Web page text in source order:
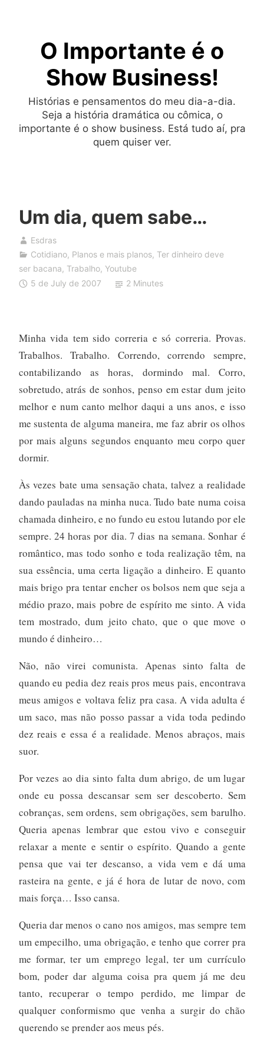
O Importante é o
Show Business!
Histórias e pensamentos do meu dia-a-dia.
Seja a história dramática ou cômica, o
importante é o show business. Está tudo aí, pra
quem quiser ver.
Um dia, quem sabe…
Esdras
Cotidiano, Planos e mais planos, Ter dinheiro deve
ser bacana, Trabalho, Youtube
5 de July de 2007
2 Minutes
Minha vida tem sido correria e só correria. Provas.
Trabalhos. Trabalho. Correndo, correndo sempre,
contabilizando as horas, dormindo mal. Corro,
sobretudo, atrás de sonhos, penso em estar dum jeito
melhor e num canto melhor daqui a uns anos, e isso
me sustenta de alguma maneira, me faz abrir os olhos
por mais alguns segundos enquanto meu corpo quer
dormir.
Às vezes bate uma sensação chata, talvez a realidade
dando pauladas na minha nuca. Tudo bate numa coisa
chamada dinheiro, e no fundo eu estou lutando por ele
sempre. 24 horas por dia. 7 dias na semana. Sonhar é
romântico, mas todo sonho e toda realização têm, na
sua essência, uma certa ligação a dinheiro. E quanto
mais brigo pra tentar encher os bolsos nem que seja a
médio prazo, mais pobre de espírito me sinto. A vida
tem mostrado, dum jeito chato, que o que move o
mundo é dinheiro…
Não, não virei comunista. Apenas sinto falta de
quando eu pedia dez reais pros meus pais, encontrava
meus amigos e voltava feliz pra casa. A vida adulta é
um saco, mas não posso passar a vida toda pedindo
dez reais e essa é a realidade. Menos abraços, mais
suor.
Por vezes ao dia sinto falta dum abrigo, de um lugar
onde eu possa descansar sem ser descoberto. Sem
cobranças, sem ordens, sem obrigações, sem barulho.
Queria apenas lembrar que estou vivo e conseguir
relaxar a mente e sentir o espírito. Quando a gente
pensa que vai ter descanso, a vida vem e dá uma
rasteira na gente, e já é hora de lutar de novo, com
mais força… Isso cansa.
Queria dar menos o cano nos amigos, mas sempre tem
um empecilho, uma obrigação, e tenho que correr pra
me formar, ter um emprego legal, ter um currículo
bom, poder dar alguma coisa pra quem já me deu
tanto, recuperar o tempo perdido, me limpar de
qualquer conformismo que venha a surgir do chão
querendo se prender aos meus pés.